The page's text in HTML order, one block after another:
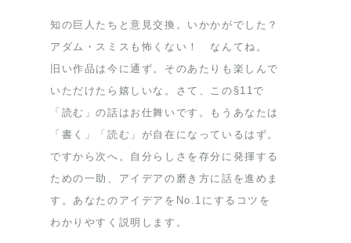
知の巨人たちと意見交換。いかかがでした？
アダム・スミスも怖くない！ なんてね。
旧い作品は今に通ず。そのあたりも楽しんで
いただけたら嬉しいな。さて、この§11で
「読む」の話はお仕舞いです。もうあなたは
「書く」「読む」が自在になっているはず。
ですから次へ。自分らしさを存分に発揮する
ための一助、アイデアの磨き方に話を進めま
す。あなたのアイデアをNo.1にするコツを
わかりやすく説明します。